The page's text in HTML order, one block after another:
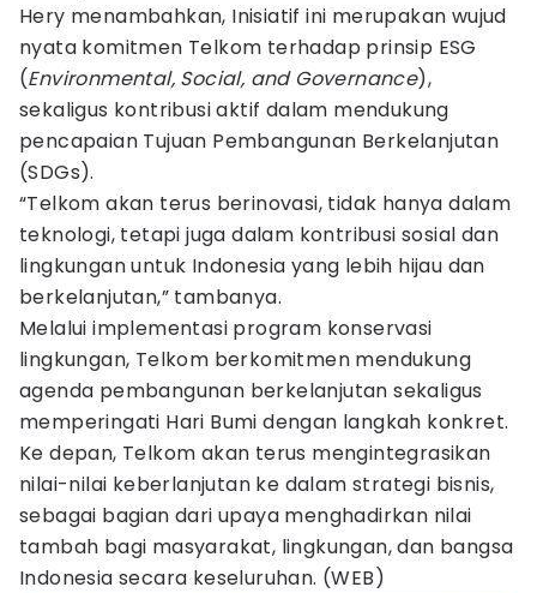
Hery menambahkan, Inisiatif ini merupakan wujud
nyata komitmen Telkom terhadap prinsip ESG
(Environmental, Social, and Governance),
sekaligus kontribusi aktif dalam mendukung
pencapaian Tujuan Pembangunan Berkelanjutan
(SDGs).
“Telkom akan terus berinovasi, tidak hanya dalam
teknologi, tetapi juga dalam kontribusi sosial dan
lingkungan untuk Indonesia yang lebih hijau dan
berkelanjutan,” tambanya.
Melalui implementasi program konservasi
lingkungan, Telkom berkomitmen mendukung
agenda pembangunan berkelanjutan sekaligus
memperingati Hari Bumi dengan langkah konkret.
Ke depan, Telkom akan terus mengintegrasikan
nilai-nilai keberlanjutan ke dalam strategi bisnis,
sebagai bagian dari upaya menghadirkan nilai
tambah bagi masyarakat, lingkungan, dan bangsa
Indonesia secara keseluruhan. (WEB)